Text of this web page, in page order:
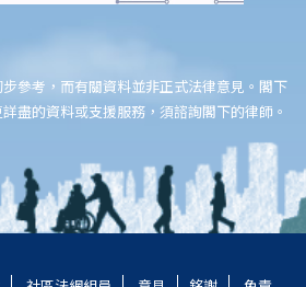
對的法律訴訟、拖欠公司款項的債務人或
之影響
剛發現該公司已被頒令清盤，這是否意味著
？
些權力？
參考，而有關資料並非正式法律意見。閣下
盡的資料或支援服務，須諮詢閣下的律師。